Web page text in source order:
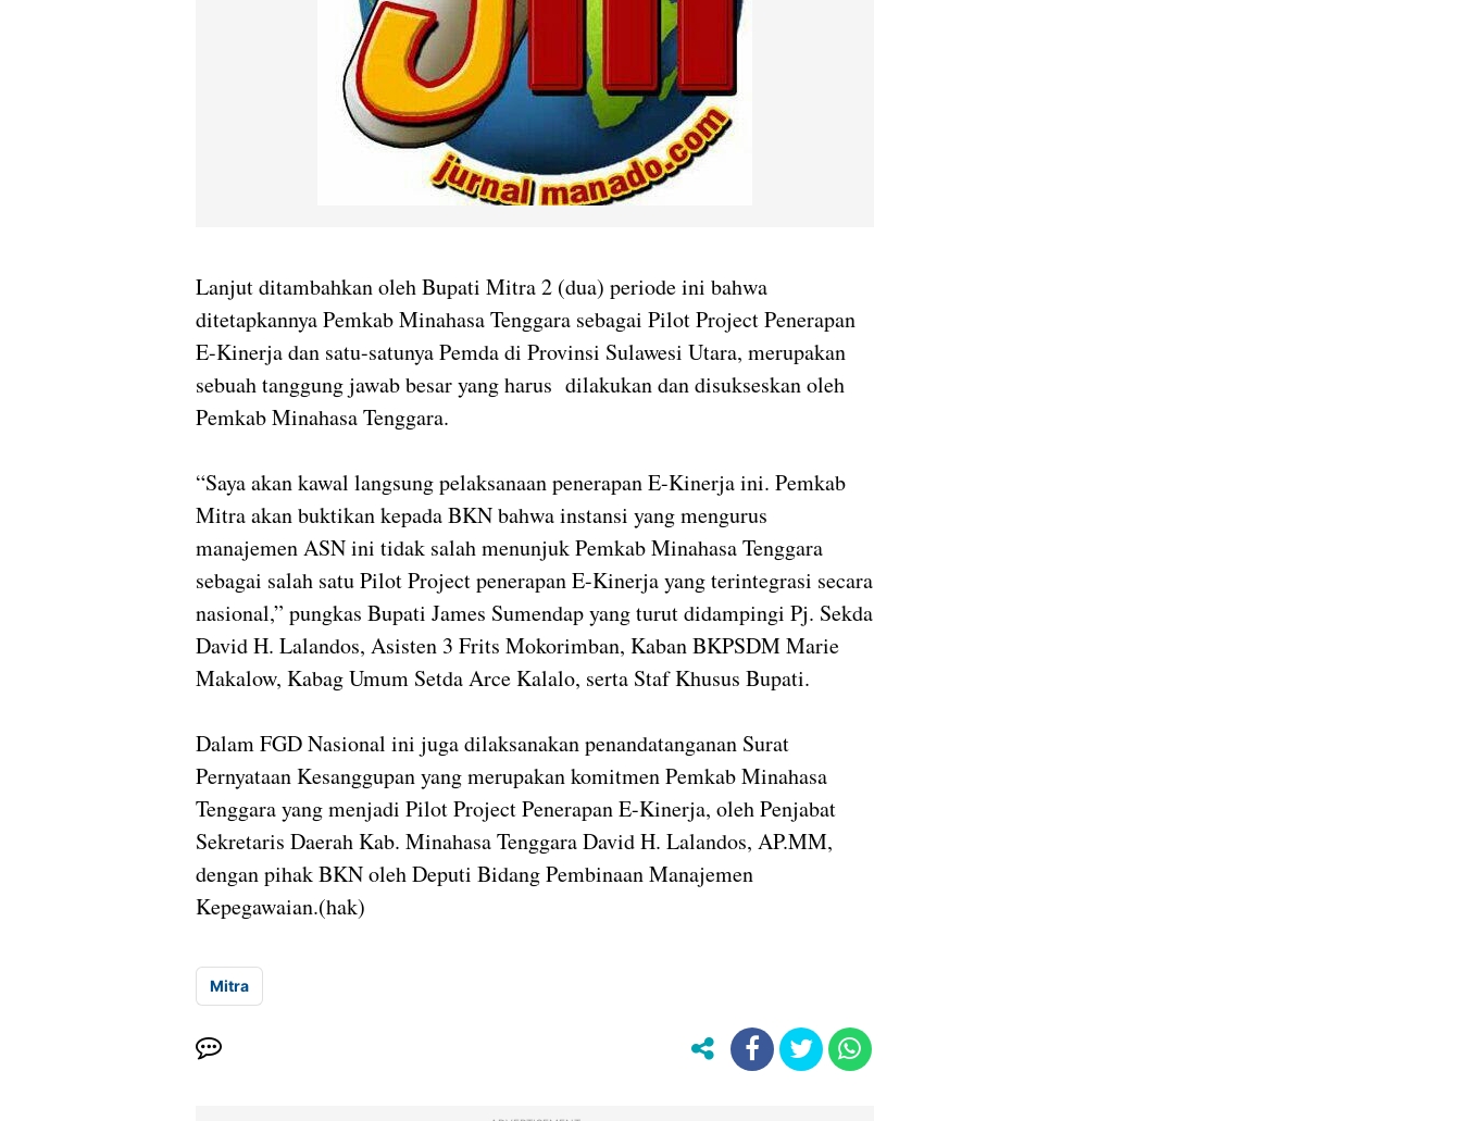
Lanjut ditambahkan oleh Bupati Mitra 2 (dua) periode ini bahwa
ditetapkannya Pemkab Minahasa Tenggara sebagai Pilot Project Penerapan
E-Kinerja dan satu-satunya Pemda di Provinsi Sulawesi Utara, merupakan
sebuah tanggung jawab besar yang harus dilakukan dan disukseskan oleh
Pemkab Minahasa Tenggara.
“Saya akan kawal langsung pelaksanaan penerapan E-Kinerja ini. Pemkab
Mitra akan buktikan kepada BKN bahwa instansi yang mengurus
manajemen ASN ini tidak salah menunjuk Pemkab Minahasa Tenggara
sebagai salah satu Pilot Project penerapan E-Kinerja yang terintegrasi secara
nasional,” pungkas Bupati James Sumendap yang turut didampingi Pj. Sekda
David H. Lalandos, Asisten 3 Frits Mokorimban, Kaban BKPSDM Marie
Makalow, Kabag Umum Setda Arce Kalalo, serta Staf Khusus Bupati.
Dalam FGD Nasional ini juga dilaksanakan penandatanganan Surat
Pernyataan Kesanggupan yang merupakan komitmen Pemkab Minahasa
Tenggara yang menjadi Pilot Project Penerapan E-Kinerja, oleh Penjabat
Sekretaris Daerah Kab. Minahasa Tenggara David H. Lalandos, AP.MM,
dengan pihak BKN oleh Deputi Bidang Pembinaan Manajemen
Kepegawaian.(hak)
Mitra